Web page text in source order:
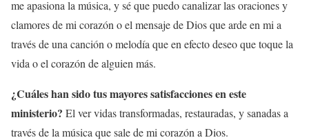
me apasiona la música, y sé que puedo canalizar las oraciones y
clamores de mi corazón o el mensaje de Dios que arde en mi a
través de una canción o melodía que en efecto deseo que toque la
vida o el corazón de alguien más.
¿Cuáles han sido tus mayores satisfacciones en este
ministerio? El ver vidas transformadas, restauradas, y sanadas a
través de la música que sale de mi corazón a Dios.